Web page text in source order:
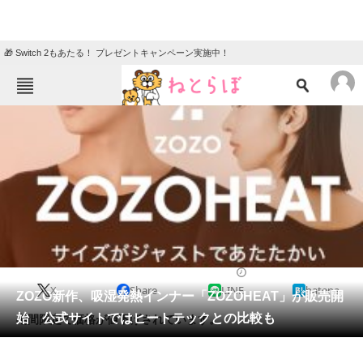
🎁 Switch 2もあたる！ プレゼントキャンペーン実施中！
ねとらぼメニュー
ニュース
エンタメ
地域
リサーチ
会員記事
メディア
ZOZO新作、吸湿発熱インナー「ZOZOHEAT」が販売開
始 公式サイトではヒートテックとの比較も
X Share LINE hatena
期間限定で価格が値下げされています。